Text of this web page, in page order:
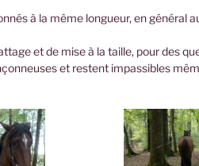
à la même longueur, en
et de mise à la taille, pour des
et restent impassibles